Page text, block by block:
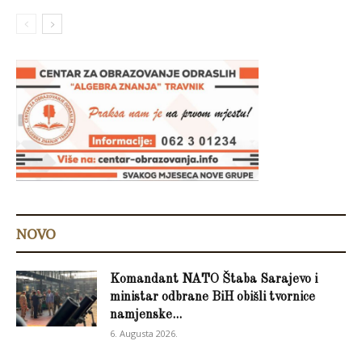
NOVO
Komandant NATO Štaba Sarajevo i
ministar odbrane BiH obišli tvornice
namjenske...
6. Augusta 2026.